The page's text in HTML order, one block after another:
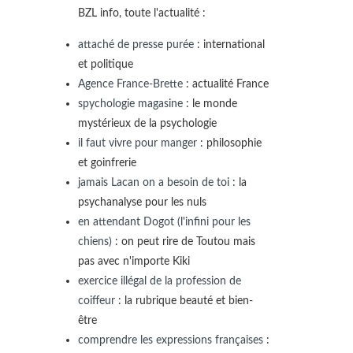
BZL info, toute l'actualité :
attaché de presse purée : international
et politique
Agence France-Brette : actualité France
spychologie magasine : le monde
mystérieux de la psychologie
il faut vivre pour manger : philosophie
et goinfrerie
jamais Lacan on a besoin de toi : la
psychanalyse pour les nuls
en attendant Dogot (l'infini pour les
chiens) : on peut rire de Toutou mais
pas avec n'importe Kiki
exercice illégal de la profession de
coiffeur : la rubrique beauté et bien-
être
comprendre les expressions françaises :